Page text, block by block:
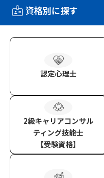
資格別に探す
認定心理士
2級キャリアコンサル
ティング技能士
【受験資格】